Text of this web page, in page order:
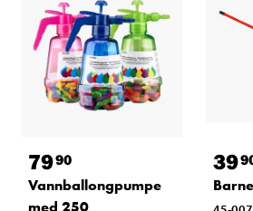
7990
Vannballongpumpe
med 250
39